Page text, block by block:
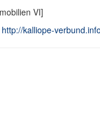
VI]
http://kalliope-